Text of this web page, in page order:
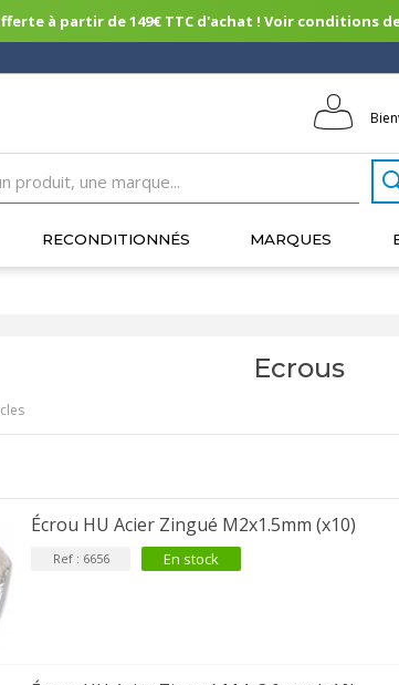
à partir de 149€ TTC d'achat ! Voir conditions
RECONDITIONNÉS MARQUES
Ecrous
Écrou HU Acier Zingué M2x1.5mm (x10)
Ref : 6656 En stock